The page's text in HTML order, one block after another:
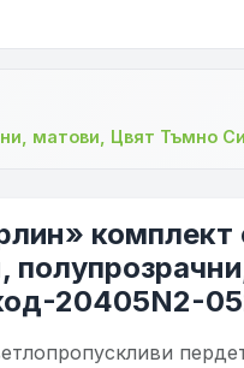
матови, Цвят Тъмно
комплект
20405N2-